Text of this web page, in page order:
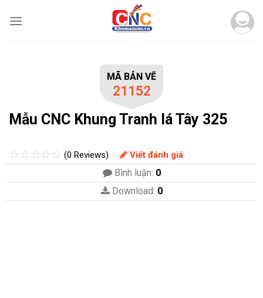
MÃ BẢN VẼ
21152
Mẫu CNC Khung Tranh lá Tây 325
(0 Reviews) Viết đánh giá
Bình luận: 0
Download: 0